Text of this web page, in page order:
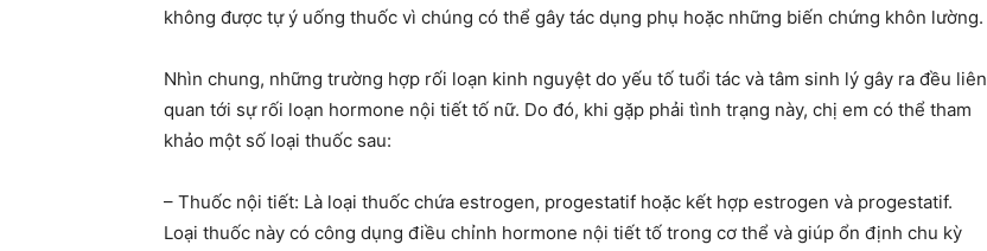
không được tự ý uống thuốc vì chúng có thể gây tác dụng phụ hoặc những biến chứng khôn lường.
Nhìn chung, những trường hợp rối loạn kinh nguyệt do yếu tố tuổi tác và tâm sinh lý gây ra đều liên
quan tới sự rối loạn hormone nội tiết tố nữ. Do đó, khi gặp phải tình trạng này, chị em có thể tham
khảo một số loại thuốc sau:
– Thuốc nội tiết: Là loại thuốc chứa estrogen, progestatif hoặc kết hợp estrogen và progestatif.
Loại thuốc này có công dụng điều chỉnh hormone nội tiết tố trong cơ thể và giúp ổn định chu kỳ